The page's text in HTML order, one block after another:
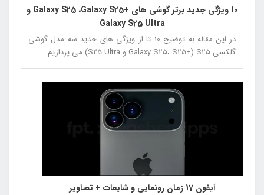
10 ویژگی جدید برتر گوشی های +Galaxy S25 ،Galaxy S25 و
Galaxy S25 Ultra
در این مقاله به توضیح 10 تا از ویژگی های جدید سه مدل گوشی
گلکسی S25 (+Galaxy S25، S25 و S25 Ultra) می پردازیم.
آیفون 17 زمان رونمایی و شایعات + تصاویر